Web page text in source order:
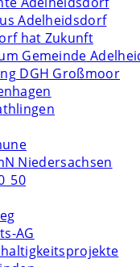
Adelheidsdorf
hat Zukunft
Gemeinde
DGH Großmoor
Niedersachsen
AG